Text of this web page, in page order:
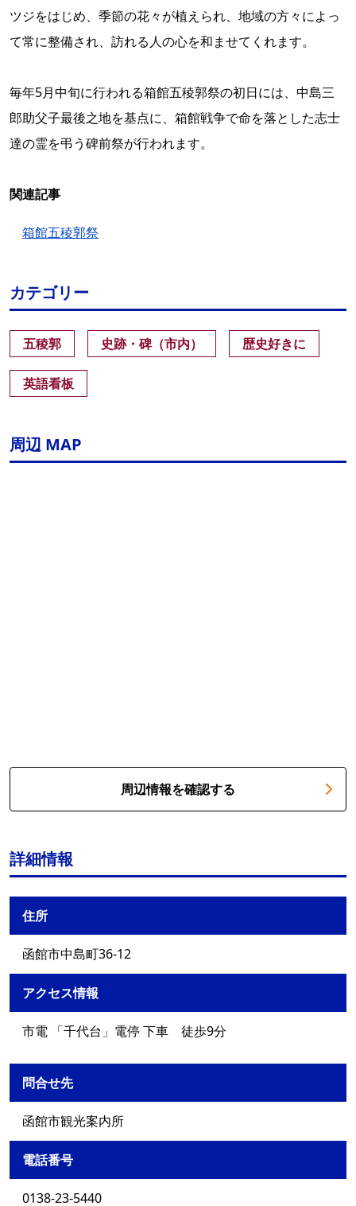
ツジをはじめ、季節の花々が植えられ、地域の方々によっ
て常に整備され、訪れる人の心を和ませてくれます。
毎年5月中旬に行われる箱館五稜郭祭の初日には、中島三
郎助父子最後之地を基点に、箱館戦争で命を落とした志士
達の霊を弔う碑前祭が行われます。
関連記事
箱館五稜郭祭
カテゴリー
五稜郭 史跡・碑（市内） 歴史好きに
英語看板
周辺 MAP
周辺情報を確認する
詳細情報
住所
函館市中島町36-12
アクセス情報
市電 「千代台」電停 下車 徒歩9分
問合せ先
函館市観光案内所
電話番号
0138-23-5440